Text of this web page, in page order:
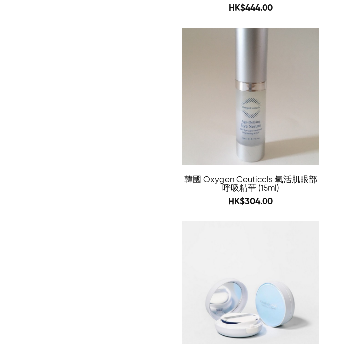
680
HK$444.00
韓國 Oxygen Ceuticals 氧活肌眼部
呼吸精華 (15ml)
484
HK$304.00